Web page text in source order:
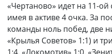
«Чертаново» идет на 11-
имея в активе 4 очка. За
команды ноль побед, две
«Крылья Советов» 1:1) и